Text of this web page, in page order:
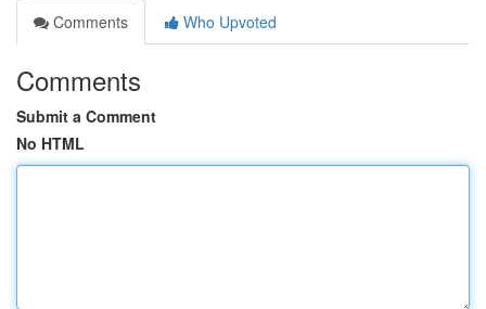
Comments
Who Upvoted
Comments
Submit a Comment
No HTML